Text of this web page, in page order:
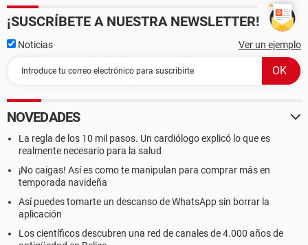
¡SUSCRÍBETE A NUESTRA NEWSLETTER!
Noticias Ver un ejemplo
NOVEDADES
La regla de los 10 mil pasos. Un cardiólogo explicó lo que es
realmente necesario para la salud
¡No caigas! Así es como te manipulan para comprar más en
temporada navideña
Así puedes tomarte un descanso de WhatsApp sin borrar la
aplicación
Los científicos descubren una red de canales de 4.000 años de